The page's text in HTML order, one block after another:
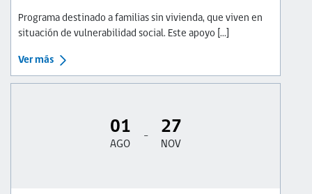
Programa destinado a familias sin vivienda, que viven en
situación de vulnerabilidad social. Este apoyo [...]
Ver más
01
AGO
- 27
NOV